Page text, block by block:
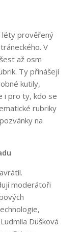
léty prověřený
V
až osm
Ty přinášejí
kutily,
i pro ty, kdo se
rubriky
na
moderátoři
Dušková